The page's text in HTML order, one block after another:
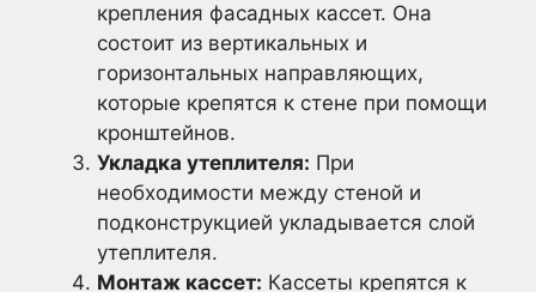
крепления фасадных кассет. Она
состоит из вертикальных и
горизонтальных направляющих,
которые крепятся к стене при помощи
кронштейнов.
Укладка утеплителя: При
необходимости между стеной и
подконструкцией укладывается слой
утеплителя.
Монтаж кассет: Кассеты крепятся к